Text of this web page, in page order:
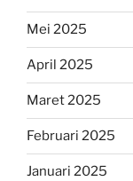
Mei 2025
April 2025
Maret 2025
Februari 2025
Januari 2025